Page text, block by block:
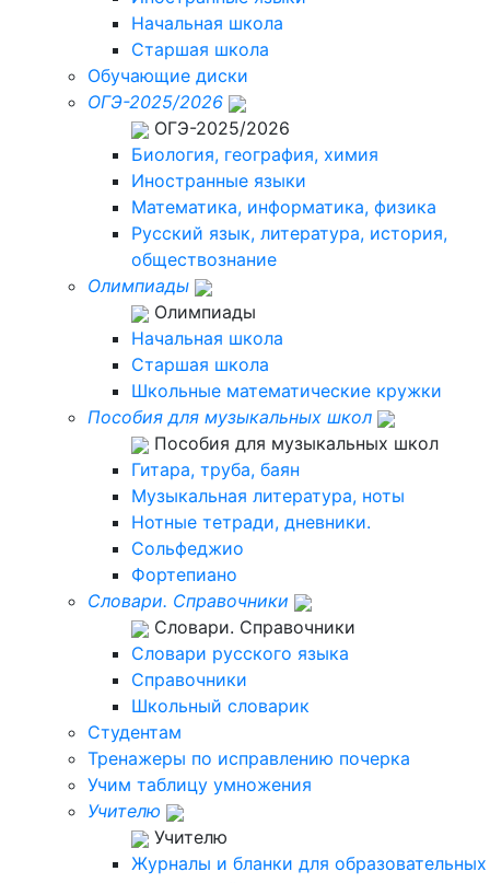
Начальная школа
Старшая школа
Обучающие диски
ОГЭ-2025/2026
ОГЭ-2025/2026
Биология, география, химия
Иностранные языки
Математика, информатика, физика
Русский язык, литература, история,
обществознание
Олимпиады
Олимпиады
Начальная школа
Старшая школа
Школьные математические кружки
Пособия для музыкальных школ
Пособия для музыкальных школ
Гитара, труба, баян
Музыкальная литература, ноты
Нотные тетради, дневники.
Сольфеджио
Фортепиано
Словари. Справочники
Словари. Справочники
Словари русского языка
Справочники
Школьный словарик
Студентам
Тренажеры по исправлению почерка
Учим таблицу умножения
Учителю
Учителю
Журналы и бланки для образовательных